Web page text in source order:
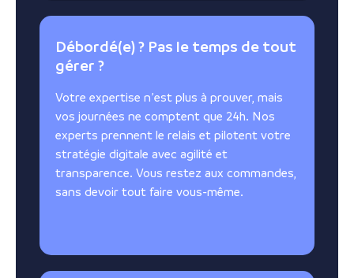
Débordé(e) ? Pas le temps de tout
gérer ?
Votre expertise n’est plus à prouver, mais
vos journées ne comptent que 24h. Nos
experts prennent le relais et pilotent votre
stratégie digitale avec agilité et
transparence. Vous restez aux commandes,
sans devoir tout faire vous-même.